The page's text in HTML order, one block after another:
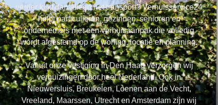
verder kijkt dan alleen het transport? Verhuisservice24
helpt particulieren, gezinnen, senioren en
ondernemers met een verhuisaanpak die volledig
wordt afgestemd op de woning, locatie en planning.
Vanuit onze vestiging in Den Haag verzorgen wij
verhuizingen door heel Nederland. Ook in
Nieuwersluis, Breukelen, Loenen aan de Vecht,
Vreeland, Maarssen, Utrecht en Amsterdam zijn wij